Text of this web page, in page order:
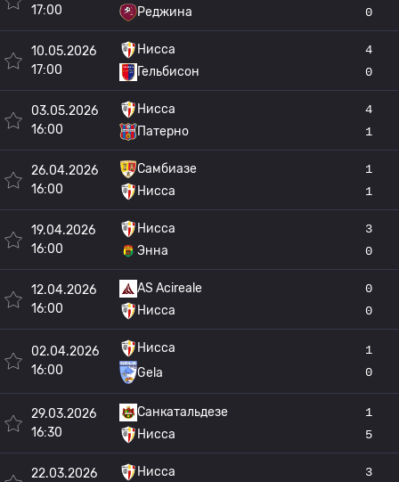
17:00
Реджина
0
10.05.2026
17:00
Нисса
Гельбисон
4
0
03.05.2026
16:00
Нисса
Патерно
4
1
26.04.2026
16:00
Самбиазе
Нисса
1
1
19.04.2026
16:00
Нисса
Энна
3
0
12.04.2026
16:00
AS Acireale
Нисса
0
0
02.04.2026
16:00
Нисса
Gela
1
0
29.03.2026
16:30
Санкатальдезе
Нисса
1
5
22.03.2026
Нисса
3